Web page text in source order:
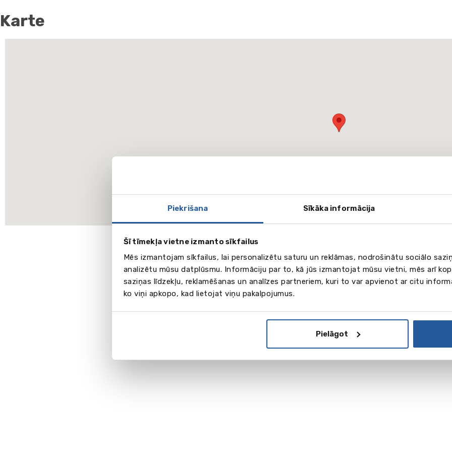
Piekrišana Sīkāka informācija
Šī tīmekļa vietne izmanto sīkfailus
Mēs izmantojam sīkfailus, lai personalizētu saturu un reklāmas, nodrošinātu sociālo
analizētu mūsu datplūsmu. Informāciju par to, kā jūs izmantojat mūsu vietni, mēs arī
saziņas līdzekļu, reklamēšanas un analīzes partneriem, kuri to var apvienot ar citu
ko viņi apkopo, kad lietojat viņu pakalpojumus.
Pielāgot
Karte